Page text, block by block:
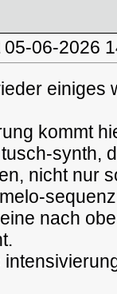
05-06-2026
einiges
kommt
synth,
nicht nur
nach